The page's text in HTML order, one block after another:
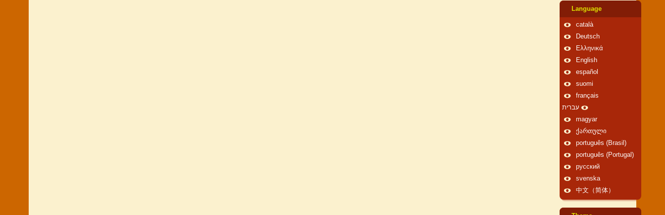
Language
català
Deutsch
Ελληνικά
English
español
suomi
français
עברית
magyar
ქართული
português (Brasil)
português (Portugal)
русский
svenska
中文（简体）